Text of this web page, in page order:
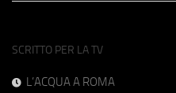
SCRITTO PER LA TV
L’ACQUA A ROMA